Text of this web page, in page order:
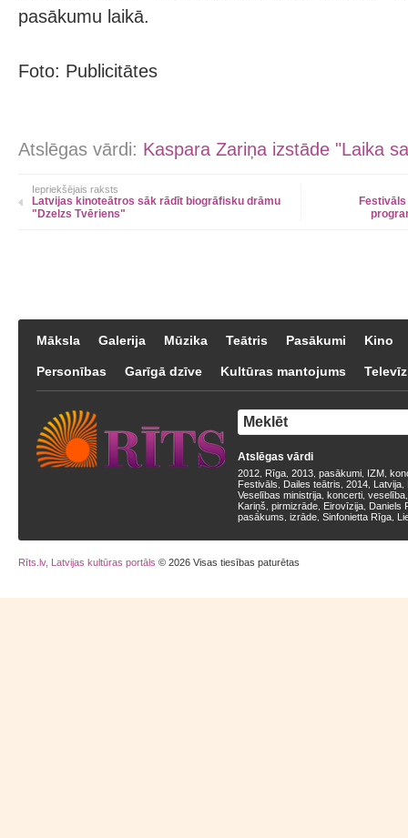
pasākumu laikā.
Foto: Publicitātes
Atslēgas vārdi: Kaspara Zariņa izstāde "Laika
Iepriekšējais raksts
Latvijas kinoteātros sāk rādīt biogrāfisku drāmu
"Dzelzs Tvēriens"
Māksla Galerija Mūzika Teātris Pasākumi Kino
Personības Garīgā dzīve Kultūras mantojums
Atslēgas vārdi
2012 Rīga 2013 pasākumi IZM
Festivāls
Dailes teātris 2014 Latvija
Veselības ministrija koncerti veselība
Kariņš pirmizrāde Eirovīzija Daniels
pasākums izrāde Sinfonietta Rīga
Rīts.lv, Latvijas kultūras portāls © 2026 Visas tiesības paturētas